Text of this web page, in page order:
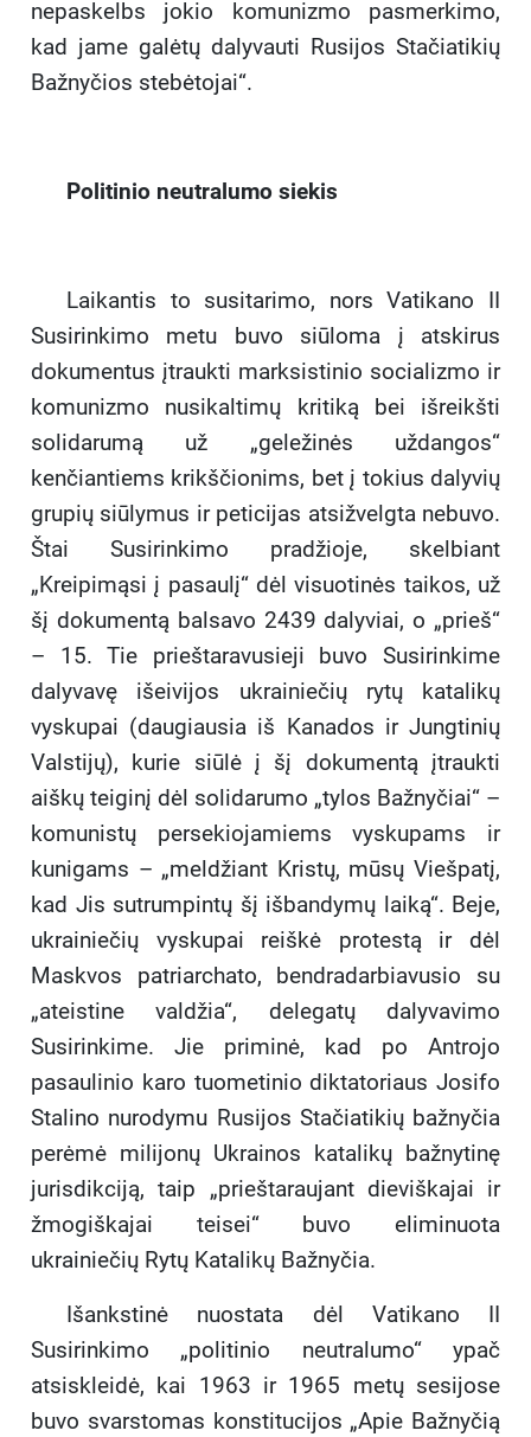
nepaskelbs jokio komunizmo pasmerkimo,
kad jame galėtų dalyvauti Rusijos Stačiatikių
Bažnyčios stebėtojai“.
Politinio neutralumo siekis
Laikantis to susitarimo, nors Vatikano II
Susirinkimo metu buvo siūloma į atskirus
dokumentus įtraukti marksistinio socializmo ir
komunizmo nusikaltimų kritiką bei išreikšti
solidarumą už „geležinės uždangos“
kenčiantiems krikščionims, bet į tokius dalyvių
grupių siūlymus ir peticijas atsižvelgta nebuvo.
Štai Susirinkimo pradžioje, skelbiant
„Kreipimąsi į pasaulį“ dėl visuotinės taikos, už
šį dokumentą balsavo 2439 dalyviai, o „prieš“
– 15. Tie prieštaravusieji buvo Susirinkime
dalyvavę išeivijos ukrainiečių rytų katalikų
vyskupai (daugiausia iš Kanados ir Jungtinių
Valstijų), kurie siūlė į šį dokumentą įtraukti
aiškų teiginį dėl solidarumo „tylos Bažnyčiai“ –
komunistų persekiojamiems vyskupams ir
kunigams – „meldžiant Kristų, mūsų Viešpatį,
kad Jis sutrumpintų šį išbandymų laiką“. Beje,
ukrainiečių vyskupai reiškė protestą ir dėl
Maskvos patriarchato, bendradarbiavusio su
„ateistine valdžia“, delegatų dalyvavimo
Susirinkime. Jie priminė, kad po Antrojo
pasaulinio karo tuometinio diktatoriaus Josifo
Stalino nurodymu Rusijos Stačiatikių bažnyčia
perėmė milijonų Ukrainos katalikų bažnytinę
jurisdikciją, taip „prieštaraujant dieviškajai ir
žmogiškajai teisei“ buvo eliminuota
ukrainiečių Rytų Katalikų Bažnyčia.
Išankstinė nuostata dėl Vatikano II
Susirinkimo „politinio neutralumo“ ypač
atsiskleidė, kai 1963 ir 1965 metų sesijose
buvo svarstomas konstitucijos „Apie Bažnyčią